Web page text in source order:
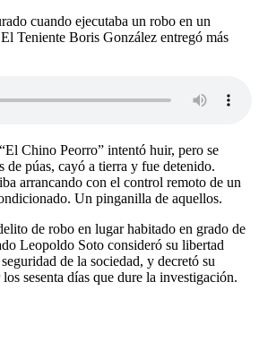
cuando ejecutaba un robo en un
Teniente Boris González entregó más
Chino Peorro” intentó huir, pero se
de púas, cayó a tierra y fue detenido.
arrancando con el control remoto de un
Un pinganilla de aquellos.
de robo en lugar habitado en grado de
Leopoldo Soto consideró su libertad
de la sociedad, y decretó su
sesenta días que dure la investigación.